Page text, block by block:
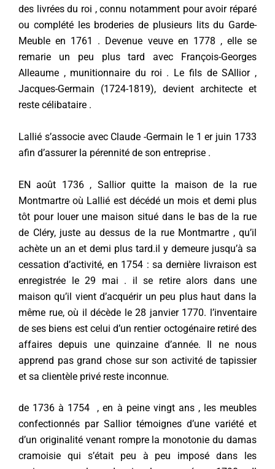
des livrées du roi , connu notamment pour avoir réparé
ou complété les broderies de plusieurs lits du Garde-
Meuble en 1761 . Devenue veuve en 1778 , elle se
remarie un peu plus tard avec François-Georges
Alleaume , munitionnaire du roi . Le fils de SAllior ,
Jacques-Germain (1724-1819), devient architecte et
reste célibataire .
Lallié s’associe avec Claude -Germain le 1 er juin 1733
afin d’assurer la pérennité de son entreprise .
EN août 1736 , Sallior quitte la maison de la rue
Montmartre où Lallié est décédé un mois et demi plus
tôt pour louer une maison situé dans le bas de la rue
de Cléry, juste au dessus de la rue Montmartre , qu’il
achète un an et demi plus tard.il y demeure jusqu’à sa
cessation d’activité, en 1754 : sa dernière livraison est
enregistrée le 29 mai . il se retire alors dans une
maison qu’il vient d’acquérir un peu plus haut dans la
même rue, où il décède le 28 janvier 1770. l’inventaire
de ses biens est celui d’un rentier octogénaire retiré des
affaires depuis une quinzaine d’année. Il ne nous
apprend pas grand chose sur son activité de tapissier
et sa clientèle privé reste inconnue.
de 1736 à 1754 , en à peine vingt ans , les meubles
confectionnés par Sallior témoignes d’une variété et
d’un originalité venant rompre la monotonie du damas
cramoisie qui s’était peu à peu imposé dans les